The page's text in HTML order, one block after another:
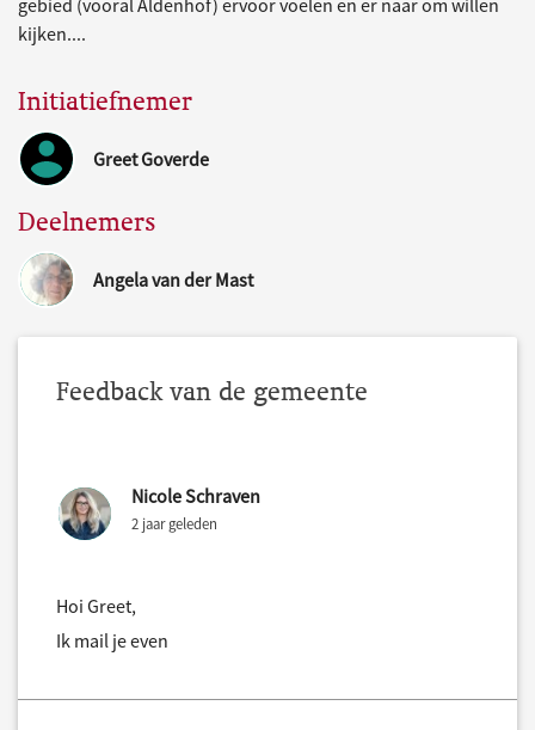
gebied (vooral Aldenhof) ervoor voelen en er naar om willen
kijken....
Initiatiefnemer
Greet Goverde
Deelnemers
Angela van der Mast
Feedback van de gemeente
Nicole Schraven
2 jaar geleden
Hoi Greet,
Ik mail je even